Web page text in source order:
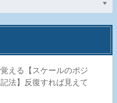
える【スケールのポジ
法】反復すれば見えて